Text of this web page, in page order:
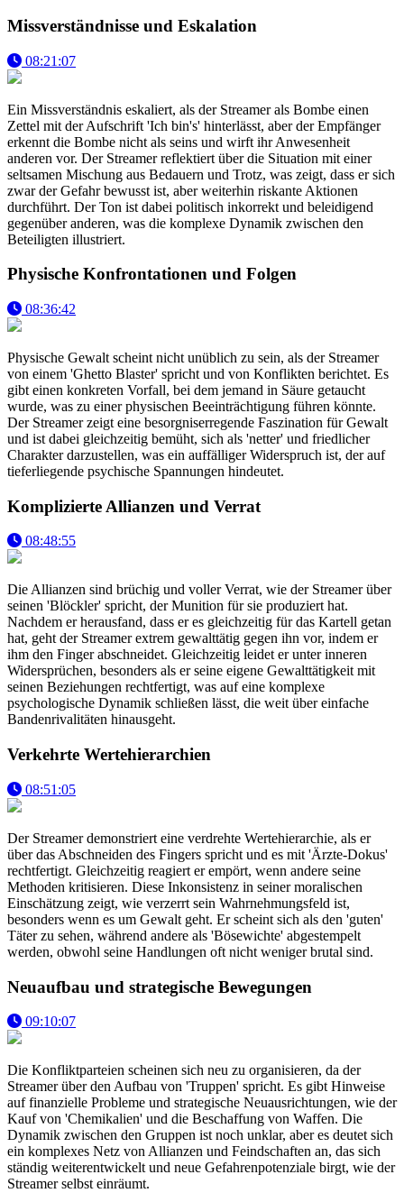
Missverständnisse und Eskalation
08:21:07
Ein Missverständnis eskaliert, als der Streamer als Bombe einen
Zettel mit der Aufschrift 'Ich bin's' hinterlässt, aber der Empfänger
erkennt die Bombe nicht als seins und wirft ihr Anwesenheit
anderen vor. Der Streamer reflektiert über die Situation mit einer
seltsamen Mischung aus Bedauern und Trotz, was zeigt, dass er sich
zwar der Gefahr bewusst ist, aber weiterhin riskante Aktionen
durchführt. Der Ton ist dabei politisch inkorrekt und beleidigend
gegenüber anderen, was die komplexe Dynamik zwischen den
Beteiligten illustriert.
Physische Konfrontationen und Folgen
08:36:42
Physische Gewalt scheint nicht unüblich zu sein, als der Streamer
von einem 'Ghetto Blaster' spricht und von Konflikten berichtet. Es
gibt einen konkreten Vorfall, bei dem jemand in Säure getaucht
wurde, was zu einer physischen Beeinträchtigung führen könnte.
Der Streamer zeigt eine besorgniserregende Faszination für Gewalt
und ist dabei gleichzeitig bemüht, sich als 'netter' und friedlicher
Charakter darzustellen, was ein auffälliger Widerspruch ist, der auf
tieferliegende psychische Spannungen hindeutet.
Komplizierte Allianzen und Verrat
08:48:55
Die Allianzen sind brüchig und voller Verrat, wie der Streamer über
seinen 'Blöckler' spricht, der Munition für sie produziert hat.
Nachdem er herausfand, dass er es gleichzeitig für das Kartell getan
hat, geht der Streamer extrem gewalttätig gegen ihn vor, indem er
ihm den Finger abschneidet. Gleichzeitig leidet er unter inneren
Widersprüchen, besonders als er seine eigene Gewalttätigkeit mit
seinen Beziehungen rechtfertigt, was auf eine komplexe
psychologische Dynamik schließen lässt, die weit über einfache
Bandenrivalitäten hinausgeht.
Verkehrte Wertehierarchien
08:51:05
Der Streamer demonstriert eine verdrehte Wertehierarchie, als er
über das Abschneiden des Fingers spricht und es mit 'Ärzte-Dokus'
rechtfertigt. Gleichzeitig reagiert er empört, wenn andere seine
Methoden kritisieren. Diese Inkonsistenz in seiner moralischen
Einschätzung zeigt, wie verzerrt sein Wahrnehmungsfeld ist,
besonders wenn es um Gewalt geht. Er scheint sich als den 'guten'
Täter zu sehen, während andere als 'Bösewichte' abgestempelt
werden, obwohl seine Handlungen oft nicht weniger brutal sind.
Neuaufbau und strategische Bewegungen
09:10:07
Die Konfliktparteien scheinen sich neu zu organisieren, da der
Streamer über den Aufbau von 'Truppen' spricht. Es gibt Hinweise
auf finanzielle Probleme und strategische Neuausrichtungen, wie der
Kauf von 'Chemikalien' und die Beschaffung von Waffen. Die
Dynamik zwischen den Gruppen ist noch unklar, aber es deutet sich
ein komplexes Netz von Allianzen und Feindschaften an, das sich
ständig weiterentwickelt und neue Gefahrenpotenziale birgt, wie der
Streamer selbst einräumt.